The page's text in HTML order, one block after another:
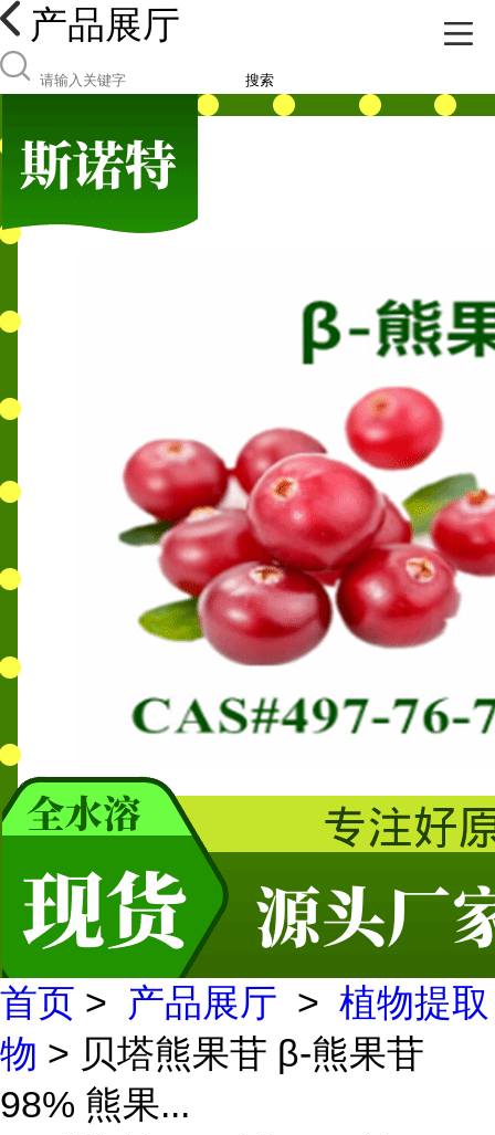
产品展厅
搜索
首页 > 产品展厅 > 植物提取
物 > 贝塔熊果苷 β-熊果苷
98% 熊果...